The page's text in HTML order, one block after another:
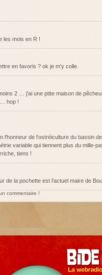
les mois en R !
en favoris ? ok je m'y colle.
2 … j'ai une ptite maison de
hop !
l'honneur de l'ostréiculture du bassin
variable qui tiennent plus du mille-
tiens !
de la pochette est l'actuel maire de
commentaire !